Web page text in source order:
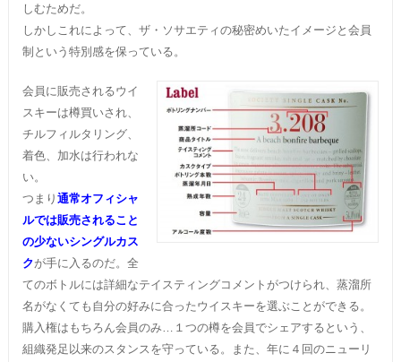
しむためだ。
しかしこれによって、ザ・ソサエティの秘密めいたイメージと会員
制という特別感を保っている。
会員に販売されるウイ
スキーは樽買いされ、
チルフィルタリング、
着色、加水は行われな
い。
つまり 通常オフィシャ
ルでは販売されること
の少ないシングルカス
クが手に入るのだ。全
てのボトルには詳細なテイスティングコメントがつけられ、蒸溜所
名がなくても自分の好みに合ったウイスキーを選ぶことができる。
購入権はもちろん会員のみ…１つの樽を会員でシェアするという、
組織発足以来のスタンスを守っている。また、年に４回のニューリ